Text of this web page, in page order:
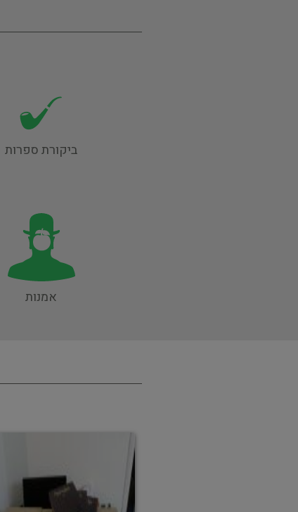
ביקורת ספרות
אמנות